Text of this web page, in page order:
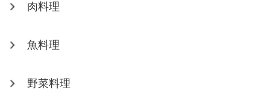
肉料理
魚料理
野菜料理